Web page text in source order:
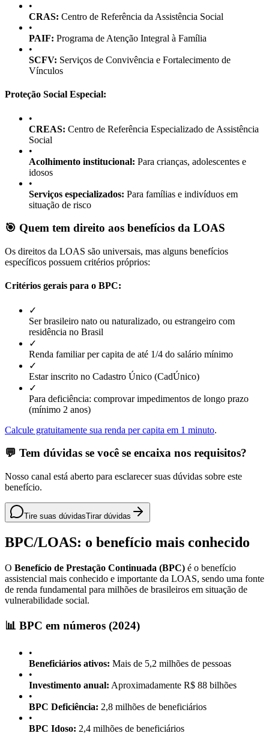
•
CRAS: Centro de Referência da Assistência Social
•
PAIF: Programa de Atenção Integral à Família
•
SCFV: Serviços de Convivência e Fortalecimento de
Vínculos
Proteção Social Especial:
•
CREAS: Centro de Referência Especializado de Assistência
Social
•
Acolhimento institucional: Para crianças, adolescentes e
idosos
•
Serviços especializados: Para famílias e indivíduos em
situação de risco
🎯 Quem tem direito aos benefícios da LOAS
Os direitos da LOAS são universais, mas alguns benefícios
específicos possuem critérios próprios:
Critérios gerais para o BPC:
✓
Ser brasileiro nato ou naturalizado, ou estrangeiro com
residência no Brasil
✓
Renda familiar per capita de até 1/4 do salário mínimo
✓
Estar inscrito no Cadastro Único (CadÚnico)
✓
Para deficiência: comprovar impedimentos de longo prazo
(mínimo 2 anos)
Calcule gratuitamente sua renda per capita em 1 minuto.
💬 Tem dúvidas se você se encaixa nos requisitos?
Nosso canal está aberto para esclarecer suas dúvidas sobre este
benefício.
Tire suas dúvidasTirar dúvidas
BPC/LOAS: o benefício mais conhecido
O Benefício de Prestação Continuada (BPC) é o benefício
assistencial mais conhecido e importante da LOAS, sendo uma fonte
de renda fundamental para milhões de brasileiros em situação de
vulnerabilidade social.
📊 BPC em números (2024)
•
Beneficiários ativos: Mais de 5,2 milhões de pessoas
•
Investimento anual: Aproximadamente R$ 88 bilhões
•
BPC Deficiência: 2,8 milhões de beneficiários
•
BPC Idoso: 2,4 milhões de beneficiários